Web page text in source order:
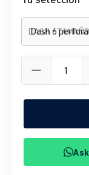
DASH - TAMAÑO